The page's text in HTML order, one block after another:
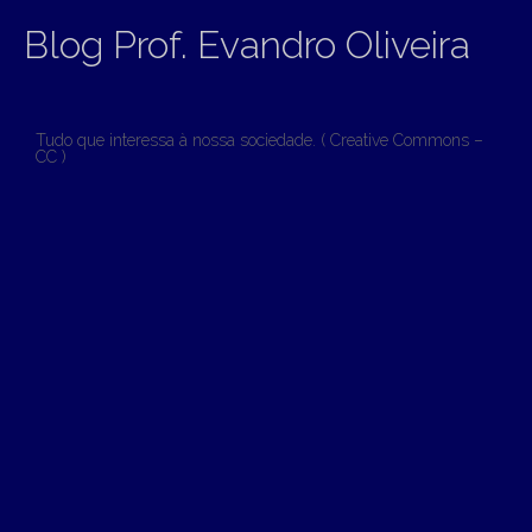
Blog Prof. Evandro Oliveira
Tudo que interessa à nossa sociedade. ( Creative Commons –
CC )